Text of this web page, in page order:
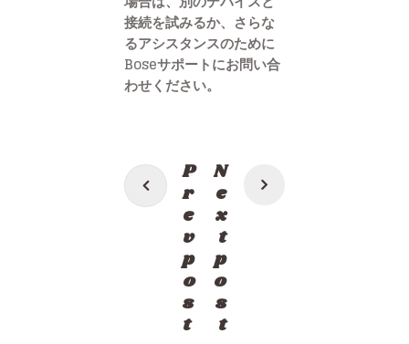
接続を試みるか、さらな
るアシスタンスのために
Boseサポートにお問い合
わせください。
投
稿
P
r
e
v
p
o
s
t
N
e
x
t
p
o
s
t